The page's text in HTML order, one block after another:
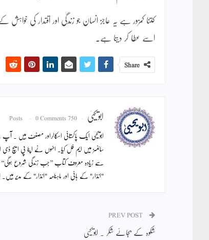
کتنا کمزور ہے یہ عاجز انسان جو زندگی اور اقتدار
اسے عطا کر دیتا ہے۔
Share
ابویحییٰ 750 Posts
0 Comments
ابویحییٰ ایک پاکستانی اسکالراور مصنف ہیں ۔
سائنسز میں ایم فل کیا۔ انہوں نے اپنا پی ایچ
سے زیادہ معروف کتاب ’’جب زندگی شروع
"انذار" کے بانی اور ماہنامہ "انذار" کے مدیر
شکوہ کے بجائے شکر ۔ ابویحییٰ